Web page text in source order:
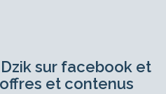
sur facebook et
et contenus